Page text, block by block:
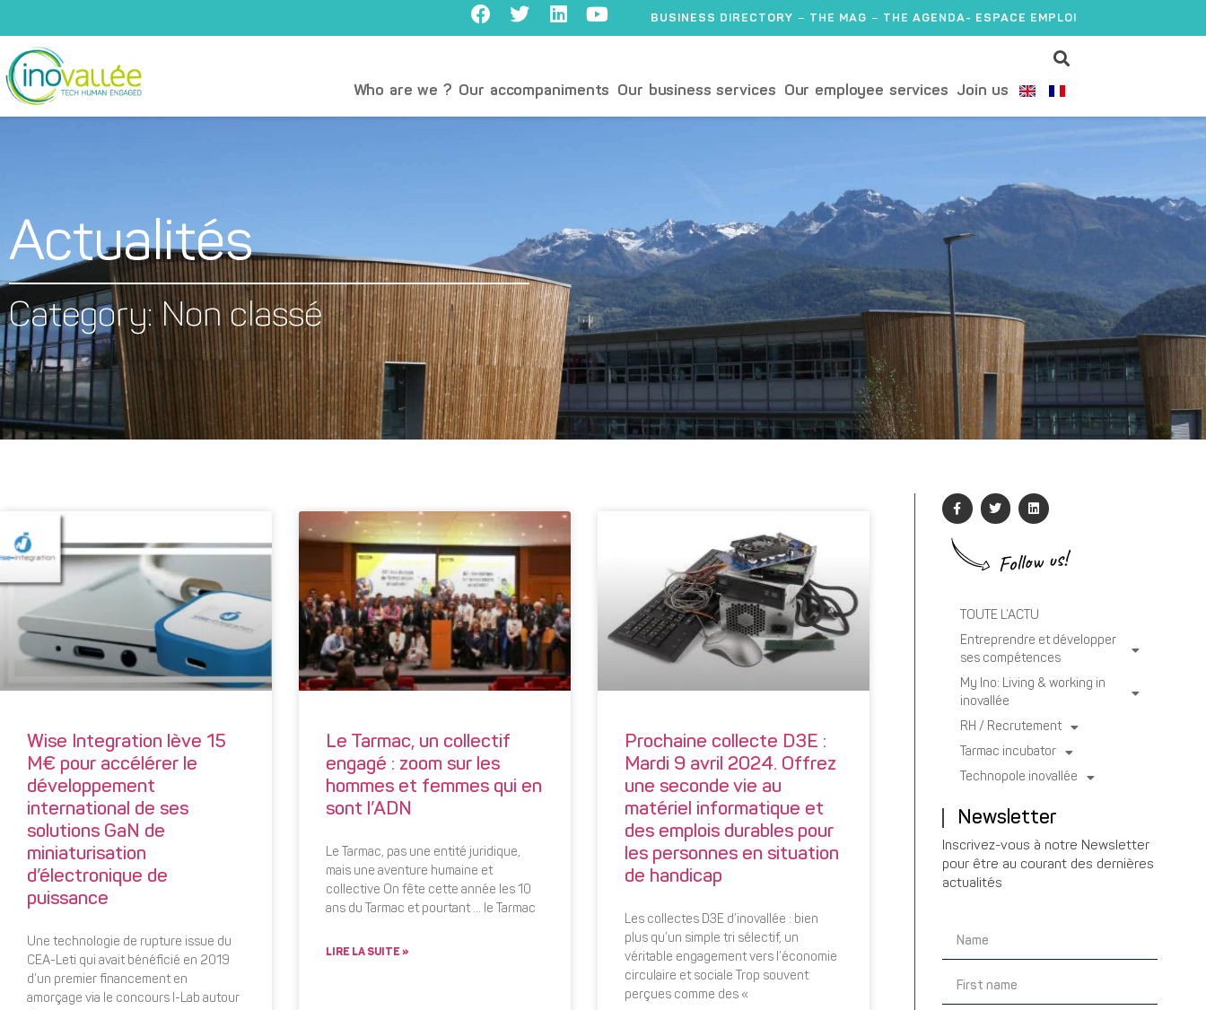
BUSINESS DIRECTORY THE MAG THE AGENDA- ESPACE EMPLOI
Who are we ? Our accompaniments Our business services Our employee services Join us
Actualités
Category: Non classé
Wise Integration lève 15
M€ pour accélérer le
développement
international de ses
solutions GaN de
miniaturisation
d’électronique de
puissance
Une technologie de rupture issue du
CEA-Leti qui avait bénéficié en 2019
d’un premier financement en
amorçage via le concours I-Lab autour
Le Tarmac, un collectif
engagé : zoom sur les
hommes et femmes qui en
sont l’ADN
Le Tarmac, pas une entité juridique,
mais une aventure humaine et
collective On fête cette année les 10
ans du Tarmac et pourtant … le Tarmac
LIRE LA SUITE »
Prochaine collecte D3E :
Mardi 9 avril 2024. Offrez
une seconde vie au
matériel informatique et
des emplois durables pour
les personnes en situation
de handicap
Les collectes D3E d’inovallée : bien
plus qu’un simple tri sélectif, un
véritable engagement vers l’économie
circulaire et sociale Trop souvent
perçues comme des «
Follow us!
TOUTE L’ACTU
Entreprendre et développer
ses compétences
My Ino: Living & working in
inovallée
RH / Recrutement
Tarmac incubator
Technopole inovallée
Newsletter
Inscrivez-vous à notre Newsletter
pour être au courant des dernières
actualités